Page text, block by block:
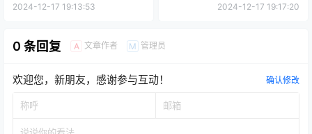
2024-12-17 19:13:53 2024-12-17 19:17:20
0 条回复 A 文章作者 M 管理员
欢迎您，新朋友，感谢参与互动！ 确认修改